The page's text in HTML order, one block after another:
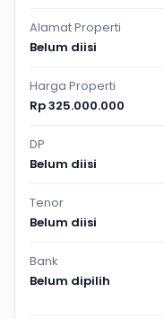
Alamat Properti
Belum diisi
Harga Properti
Rp 325.000.000
DP
Belum diisi
Tenor
Belum diisi
Bank
Belum dipilih